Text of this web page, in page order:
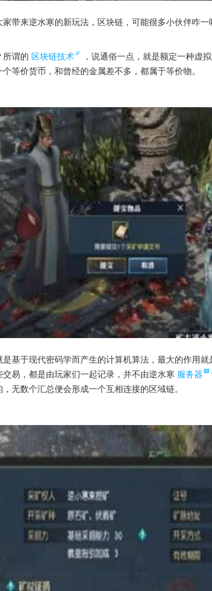
带来逆水寒的新玩法，区块链，可能很多小伙伴咋
所谓的 区块链技术
，说通俗一点，就是额定一种虚
等价货币，和曾经的金属差不多，都属于等价物。
基于现代密码学而产生的计算机算法，最大的作用就
易，都是由玩家们一起记录，并不由逆水寒 服务器
无数个汇总便会形成一个互相连接的区域链。